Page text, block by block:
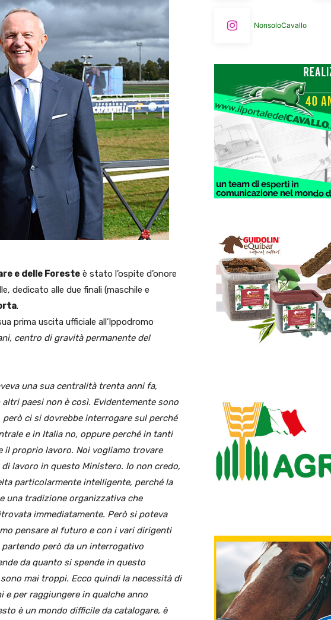
e delle Foreste è stato l’ospite d’onore
dedicato alle due finali (maschile e
.
prima uscita ufficiale all’Ippodromo
centro di gravità permanente del
una sua centralità trenta anni fa,
paesi non è così. Evidentemente sono
ci si dovrebbe interrogare sul perché
e in Italia no, oppure perché in tanti
il proprio lavoro. Noi vogliamo trovare
lavoro in questo Ministero. Io non credo,
particolarmente intelligente, perché la
una tradizione organizzativa che
immediatamente. Però si poteva
pensare al futuro e con i vari dirigenti
però da un interrogativo
da quanto si spende in questo
mai troppi. Ecco quindi la necessità di
e per raggiungere in qualche anno
è un mondo difficile da catalogare, è
NonsoloCavallo